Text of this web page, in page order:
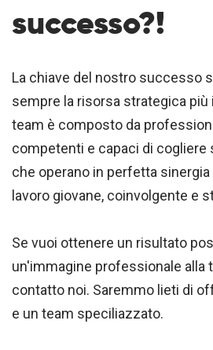
successo?!
La chiave del nostro successo
sempre la risorsa strategica
team è composto da
competenti e capaci di cogliere
che operano in perfetta
lavoro giovane, coinvolgente e
Se vuoi ottenere un risultato
un'immagine professionale alla
contatto noi. Saremmo lieti di
e un team speciliazzato.